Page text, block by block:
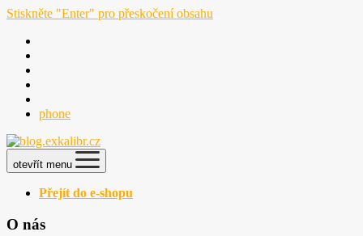
Stiskněte "Enter" pro přeskočení obsahu
phone
otevřít menu
Přejít do e-shopu
O nás